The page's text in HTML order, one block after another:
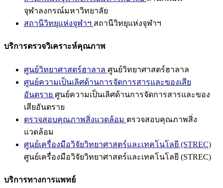
จุฬาลงกรณ์มหาวิทยาลัย
สถานีวิทยุแห่งจุฬาฯ สถานีวิทยุแห่งจุฬาฯ
บริการตรวจวิเคราะห์คุณภาพ
ศูนย์วิทยาศาสตร์ฮาลาล ศูนย์วิทยาศาสตร์ฮาลาล
ศูนย์ความเป็นเลิศด้านการจัดการสารและของเสีย
อันตราย ศูนย์ความเป็นเลิศด้านการจัดการสารและของ
เสียอันตราย
ตรวจสอบคุณภาพสิ่งแวดล้อม ตรวจสอบคุณภาพสิ่ง
แวดล้อม
ศูนย์เครื่องมือวิจัยวิทยาศาสตร์และเทคโนโลยี (STREC)
ศูนย์เครื่องมือวิจัยวิทยาศาสตร์และเทคโนโลยี (STREC)
บริการทางการแพทย์